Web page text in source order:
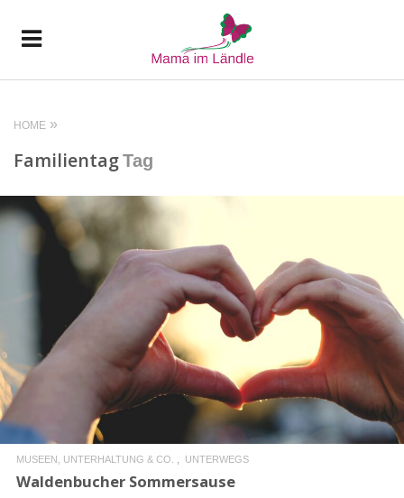
HOME
FamilientagTag
READ MORE
MUSEEN, UNTERHALTUNG & CO. UNTERWEGS
Waldenbucher Sommersause